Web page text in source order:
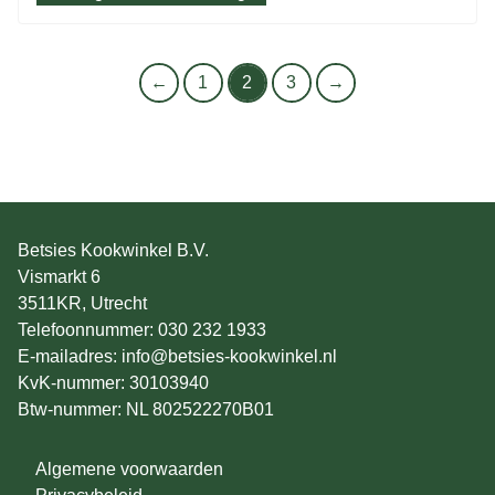
← 1 2 3 →
Betsies Kookwinkel B.V.
Vismarkt 6
3511KR, Utrecht
Telefoonnummer: 030 232 1933
E-mailadres: info@betsies-kookwinkel.nl
KvK-nummer: 30103940
Btw-nummer: NL 802522270B01
Algemene voorwaarden